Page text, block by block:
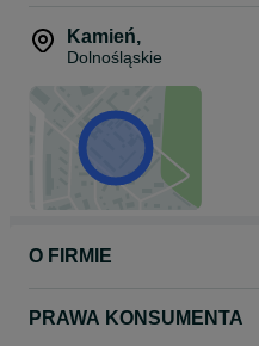
Kamień,
Dolnośląskie
O FIRMIE
PRAWA KONSUMENTA